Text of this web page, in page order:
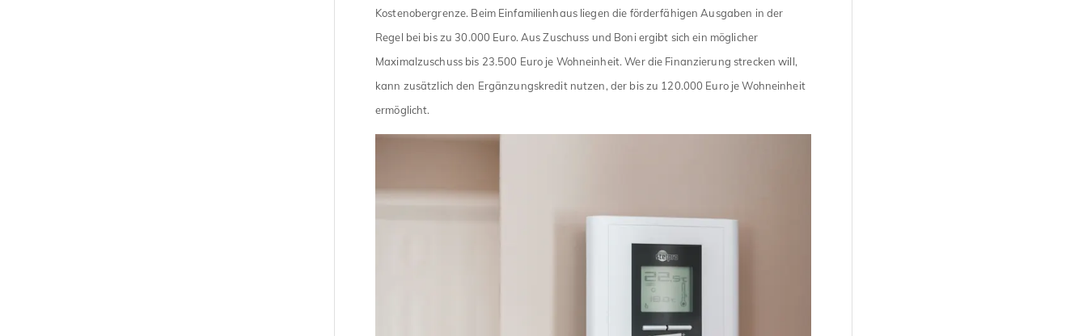
Kostenobergrenze. Beim Einfamilienhaus liegen die förderfähigen Ausgaben in der
Regel bei bis zu 30.000 Euro. Aus Zuschuss und Boni ergibt sich ein möglicher
Maximalzuschuss bis 23.500 Euro je Wohneinheit. Wer die Finanzierung strecken will,
kann zusätzlich den Ergänzungskredit nutzen, der bis zu 120.000 Euro je Wohneinheit
ermöglicht.